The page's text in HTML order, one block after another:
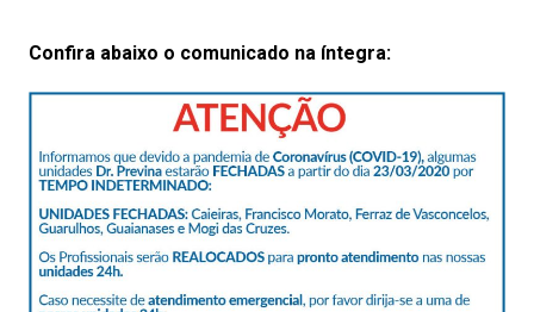
Confira abaixo o comunicado na íntegra: